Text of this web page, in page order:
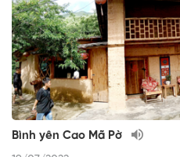
Bình yên Cao Mã Pờ